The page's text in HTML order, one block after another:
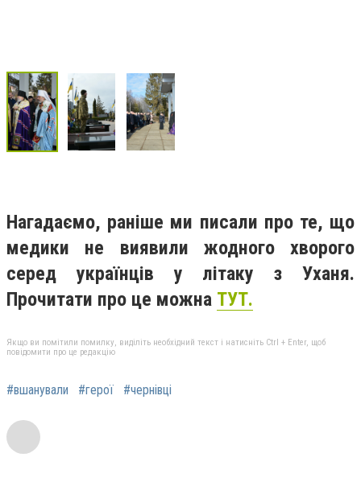
Нагадаємо, раніше ми писали про те, що
медики не виявили жодного хворого
серед українців у літаку з Уханя.
Прочитати про це можна ТУТ.
Якщо ви помітили помилку, виділіть необхідний текст і натисніть Ctrl + Enter, щоб
повідомити про це редакцію
#вшанували #герої #чернівці